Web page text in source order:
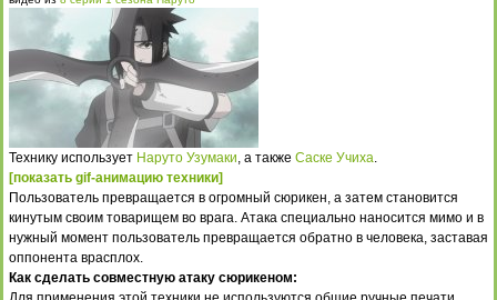
Технику использует Наруто Узумаки, а также Саске Учиха.
[показать gif-анимацию техники]
Пользователь превращается в огромный сюрикен, а затем становится
кинутым своим товарищем во врага. Атака специально наносится мимо и в
нужный момент пользователь превращается обратно в человека, заставая
оппонента врасплох.
Как сделать совместную атаку сюрикеном: